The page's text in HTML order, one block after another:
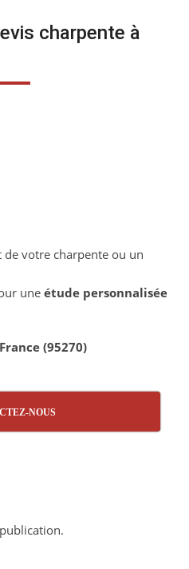
charpente à
de votre charpente ou un
une étude personnalisée
(95270)
NOUS